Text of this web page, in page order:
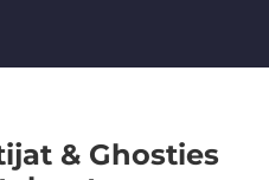
& Ghosties